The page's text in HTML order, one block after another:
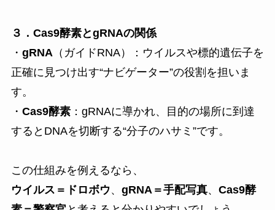
３．Cas9酵素とgRNAの関係
・ gRNA （ガイドRNA）：ウイルスや標的遺伝子を
正確に見つけ出す“ナビゲーター”の役割を担いま
す。
・ Cas9酵素：gRNAに導かれ、目的の場所に到達
するとDNAを切断する“分子のハサミ”です。
この仕組みを例えるなら、
ウイルス＝ドロボウ、 gRNA＝手配写真、 Cas9酵